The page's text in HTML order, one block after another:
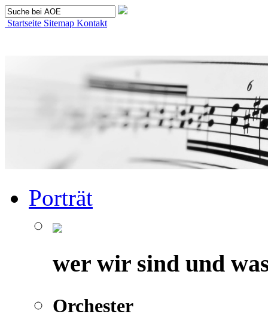
Startseite Sitemap Kontakt
Porträt
wer wir sind und
Orchester